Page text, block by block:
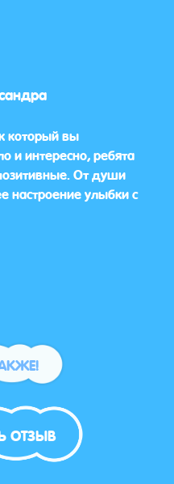
который вы
и интересно, ребята
От души
настроение улыбки с
ОТЗЫВ